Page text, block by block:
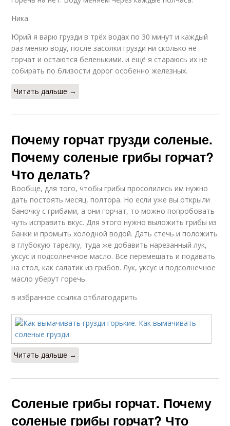
Ника
Юрий я варю грузди в трёх водах по 30 минут и каждый
раз меняю воду, после засолки грузди ни сколько не
горчат и остаются беленькими. и ещё я стараюсь их не
собирать по близости дорог особенно железных.
Читать дальше →
Почему горчат грузди соленые.
Почему соленые грибы горчат?
Что делать?
Вообще, для того, чтобы грибы просолились им нужно
дать постоять месяц, полтора. Но если уже вы открыли
баночку с грибами, а они горчат, то можно попробовать
чуть исправить вкус. Для этого нужно выложить грибы из
банки и промыть холодной водой. Дать стечь и положить
в глубокую тарелку, туда же добавить нарезанный лук,
уксус и подсолнечное масло. Все перемешать и подавать
на стол, как салатик из грибов. Лук, уксус и подсолнечное
масло уберут горечь.
в избранное ссылка отблагодарить
Читать дальше →
Соленые грибы горчат. Почему
соленые грибы горчат? Что